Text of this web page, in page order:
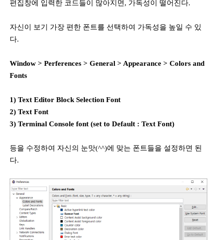
편집창에 입력한 코드들이 많아지면, 가독성이 떨어진다.
자신이 보기 가장 편한 폰트를 선택하여 가독성을 높일 수 있
다.
Window > Perferences > General > Appearance > Colors and
Fonts
1) Text Editor Block Selection Font
2) Text Font
3) Terminal Console font (set to Default : Text Font)
등을 수정하여 자신의 눈맛(^^)에 맞는 폰트들을 설정하면 된
다.